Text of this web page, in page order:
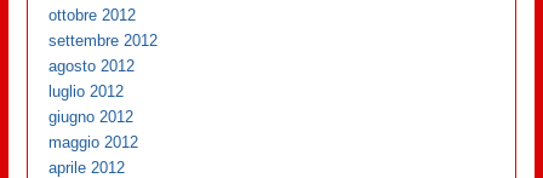
ottobre 2012
settembre 2012
agosto 2012
luglio 2012
giugno 2012
maggio 2012
aprile 2012